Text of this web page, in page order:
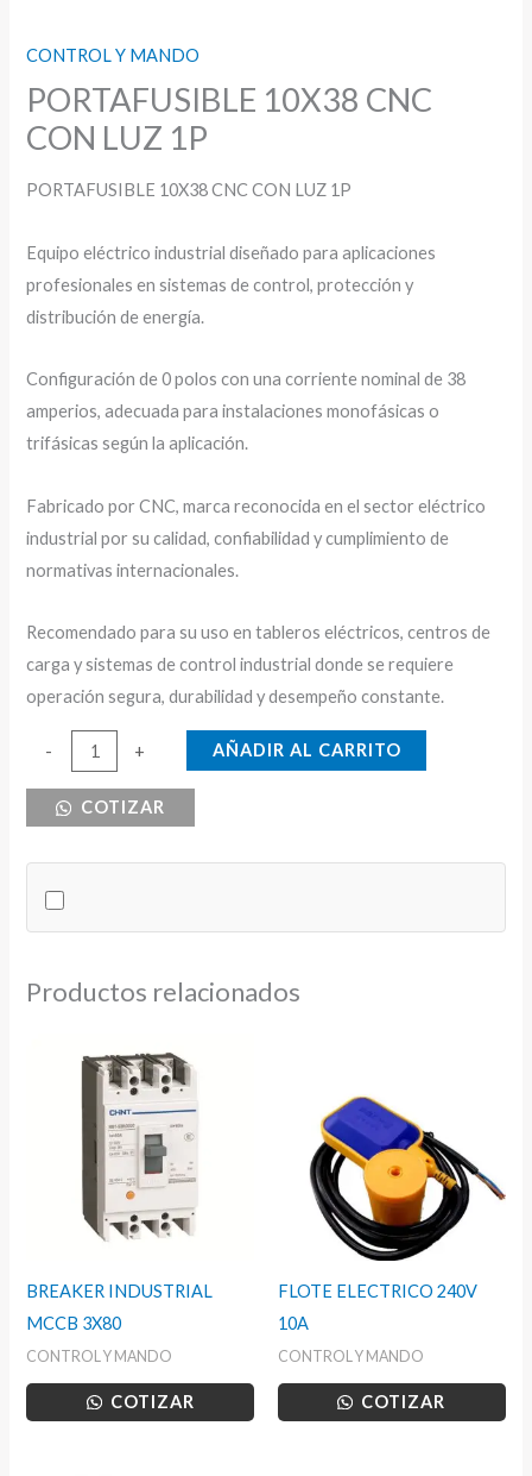
CONTROL Y MANDO
PORTAFUSIBLE 10X38 CNC
CON LUZ 1P
PORTAFUSIBLE 10X38 CNC CON LUZ 1P
Equipo eléctrico industrial diseñado para aplicaciones
profesionales en sistemas de control, protección y
distribución de energía.
Configuración de 0 polos con una corriente nominal de 38
amperios, adecuada para instalaciones monofásicas o
trifásicas según la aplicación.
Fabricado por CNC, marca reconocida en el sector eléctrico
industrial por su calidad, confiabilidad y cumplimiento de
normativas internacionales.
Recomendado para su uso en tableros eléctricos, centros de
carga y sistemas de control industrial donde se requiere
operación segura, durabilidad y desempeño constante.
-
PORTAFUSIBLE
10X38
CNC
1P
cantidad
+ AÑADIR AL CARRITO
COTIZAR
Productos relacionados
BREAKER INDUSTRIAL
MCCB 3X80
CONTROL Y MANDO
COTIZAR
FLOTE ELECTRICO 240V
10A
CONTROL Y MANDO
COTIZAR